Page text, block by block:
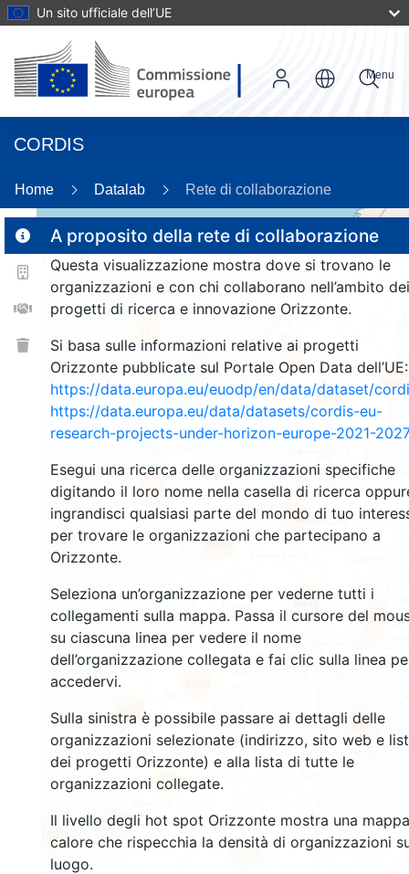
Un sito ufficiale dell’UE
CORDIS
Menu
Home Datalab Rete di collaborazione
A proposito della rete di collaborazione
Questa visualizzazione mostra dove si trovano le
organizzazioni e con chi collaborano nell’ambito dei
progetti di ricerca e innovazione Orizzonte.
Si basa sulle informazioni relative ai progetti
Orizzonte pubblicate sul Portale Open Data dell’UE:
https://data.europa.eu/euodp/en/data/dataset/
https://data.europa.eu/data/datasets/cordis-eu-
research-projects-under-horizon-europe-2021-2027
Esegui una ricerca delle organizzazioni specifiche
digitando il loro nome nella casella di ricerca
ingrandisci qualsiasi parte del mondo di tuo
per trovare le organizzazioni che partecipano a
Orizzonte.
Seleziona un’organizzazione per vederne tutti i
collegamenti sulla mappa. Passa il cursore del
su ciascuna linea per vedere il nome
dell’organizzazione collegata e fai clic sulla linea
accedervi.
Sulla sinistra è possibile passare ai dettagli delle
organizzazioni selezionate (indirizzo, sito web e
dei progetti Orizzonte) e alla lista di tutte le
organizzazioni collegate.
Il livello degli hot spot Orizzonte mostra una
calore che rispecchia la densità di organizzazioni
luogo.
9
7
3
70
1527
647
1210
370
968
10696
1447
6056
9046
6914